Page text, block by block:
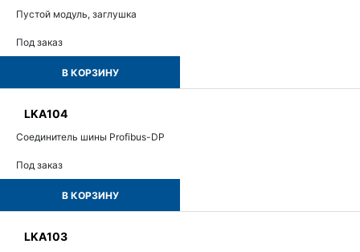
Пустой модуль, заглушка
Под заказ
В КОРЗИНУ
LKA104
Соединитель шины Profibus-DP
Под заказ
В КОРЗИНУ
LKA103